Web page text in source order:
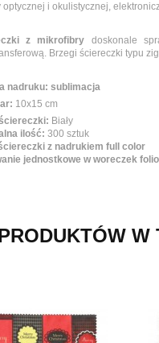
optycznej i okulistycznej,
z mikrofibry doskonale
Brzegi ściereczki typu
nadruku: sublimacja
10x15 cm
Biały
ilość: 300 sztuk
z nadrukiem full color
jednostkowe w woreczek